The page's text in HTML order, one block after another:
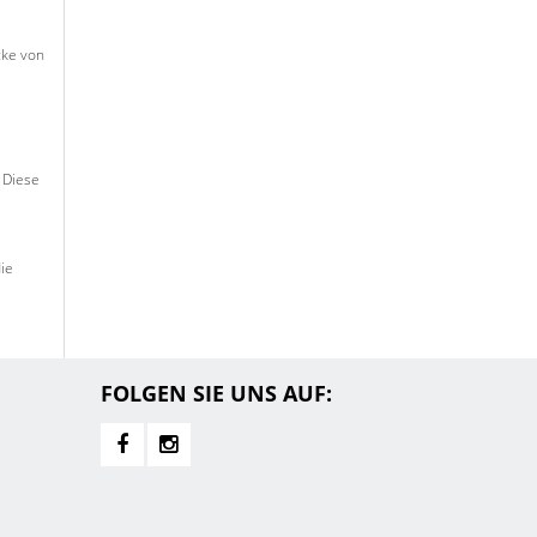
von
FOLGEN SIE UNS AUF: